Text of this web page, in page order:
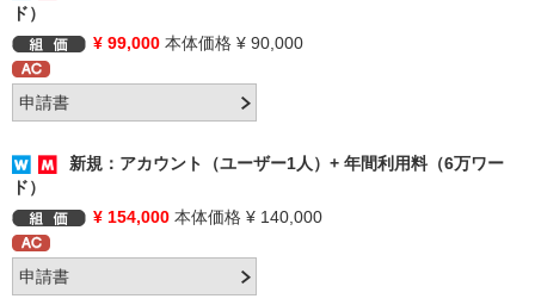
ド）
¥ 99,000 本体価格 ¥ 90,000
新規：アカウント（ユーザー1人）+ 年間利用料（6万ワー
ド）
¥ 154,000 本体価格 ¥ 140,000